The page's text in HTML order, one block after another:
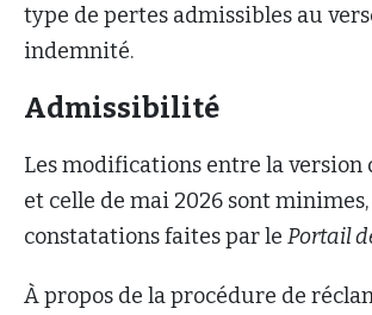
type de pertes admissibles au
indemnité.
Admissibilité
Les modifications entre la version
et celle de mai 2026 sont minimes,
constatations faites par le Portail
À propos de la procédure de